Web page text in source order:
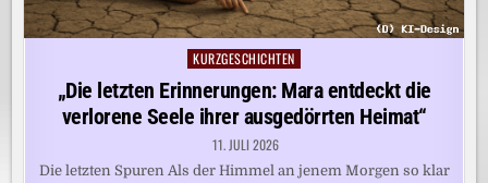
Posted
KURZGESCHICHTEN
„Die letzten Erinnerungen: Mara entdeckt die
verlorene Seele ihrer ausgedörrten Heimat“
11. JULI 2026
Die letzten Spuren Als der Himmel an jenem Morgen so klar